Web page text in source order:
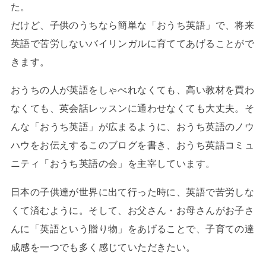
た。
だけど、子供のうちなら簡単な「おうち英語」で、将来
英語で苦労しないバイリンガルに育ててあげることがで
きます。
おうちの人が英語をしゃべれなくても、高い教材を買わ
なくても、英会話レッスンに通わせなくても大丈夫。そ
んな「おうち英語」が広まるように、おうち英語のノウ
ハウをお伝えするこのブログを書き、おうち英語コミュ
ニティ「おうち英語の会」を主宰しています。
日本の子供達が世界に出て行った時に、英語で苦労しな
くて済むように。そして、お父さん・お母さんがお子さ
んに「英語という贈り物」をあげることで、子育ての達
成感を一つでも多く感じていただきたい。